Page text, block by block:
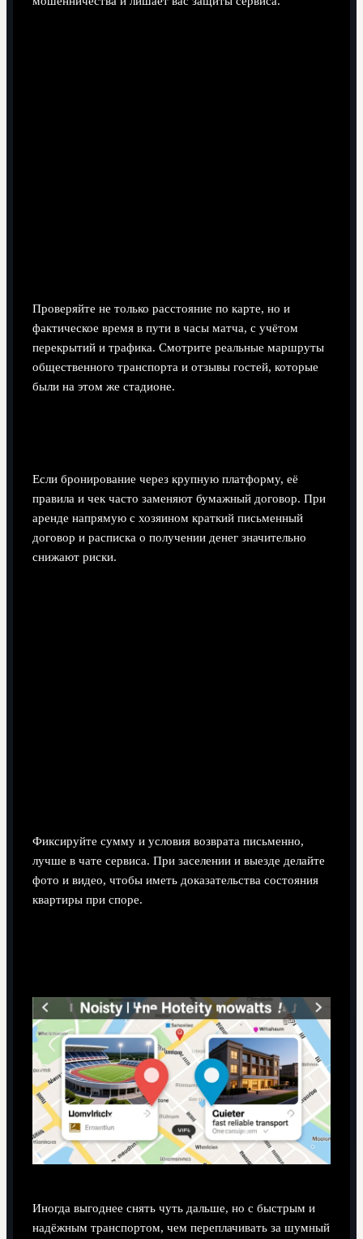
Проверяйте не только расстояние по карте, но и
фактическое время в пути в часы матча, с учётом
перекрытий и трафика. Смотрите реальные маршруты
общественного транспорта и отзывы гостей, которые
были на этом же стадионе.
Если бронирование через крупную платформу, её
правила и чек часто заменяют бумажный договор. При
аренде напрямую с хозяином краткий письменный
договор и расписка о получении денег значительно
снижают риски.
Фиксируйте сумму и условия возврата письменно,
лучше в чате сервиса. При заселении и выезде делайте
фото и видео, чтобы иметь доказательства состояния
квартиры при споре.
Иногда выгоднее снять чуть дальше, но с быстрым и
надёжным транспортом, чем переплачивать за шумный